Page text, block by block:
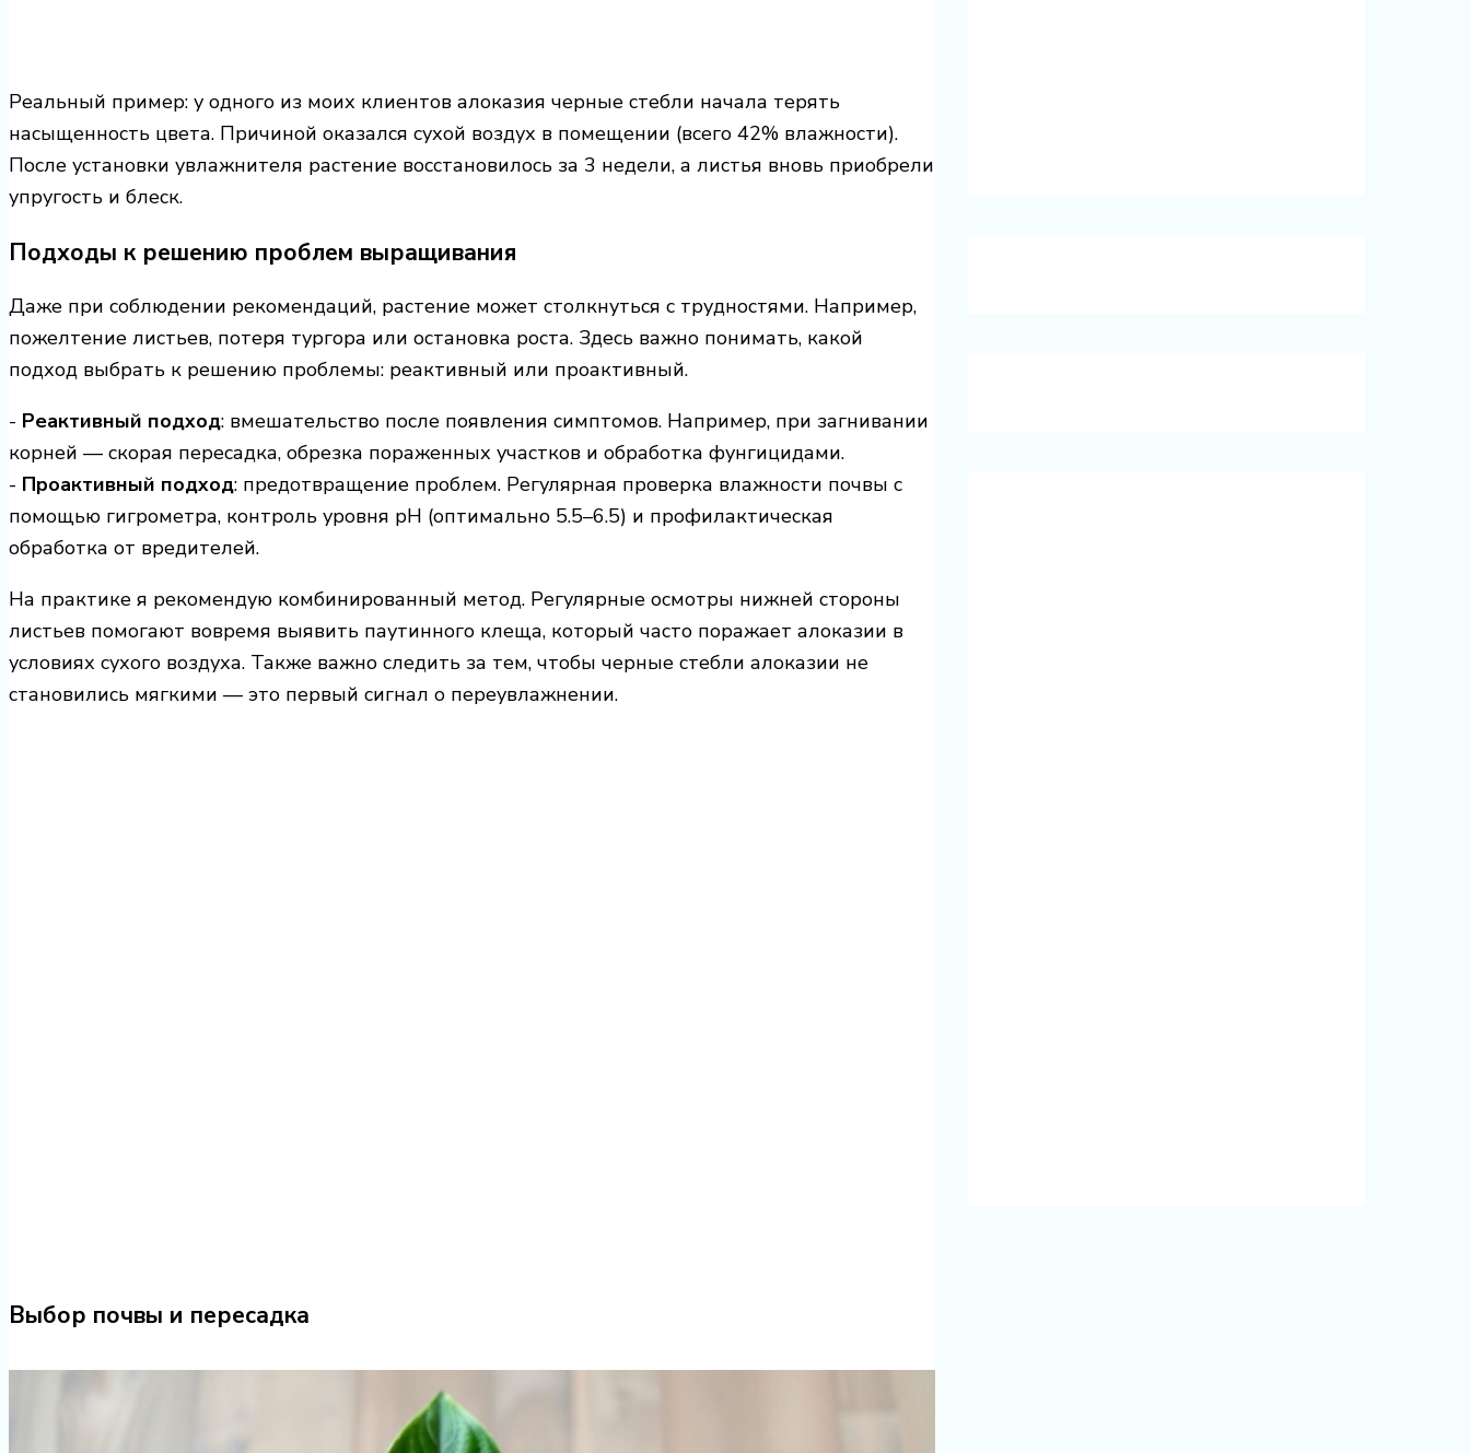
Реальный пример: у одного из моих клиентов алоказия черные стебли начала терять
насыщенность цвета. Причиной оказался сухой воздух в помещении (всего 42% влажности).
После установки увлажнителя растение восстановилось за 3 недели, а листья вновь приобрели
упругость и блеск.
Подходы к решению проблем выращивания
Даже при соблюдении рекомендаций, растение может столкнуться с трудностями. Например,
пожелтение листьев, потеря тургора или остановка роста. Здесь важно понимать, какой
подход выбрать к решению проблемы: реактивный или проактивный.
- Реактивный подход: вмешательство после появления симптомов. Например, при загнивании
корней — скорая пересадка, обрезка пораженных участков и обработка фунгицидами.
- Проактивный подход: предотвращение проблем. Регулярная проверка влажности почвы с
помощью гигрометра, контроль уровня pH (оптимально 5.5–6.5) и профилактическая
обработка от вредителей.
На практике я рекомендую комбинированный метод. Регулярные осмотры нижней стороны
листьев помогают вовремя выявить паутинного клеща, который часто поражает алоказии в
условиях сухого воздуха. Также важно следить за тем, чтобы черные стебли алоказии не
становились мягкими — это первый сигнал о переувлажнении.
Выбор почвы и пересадка